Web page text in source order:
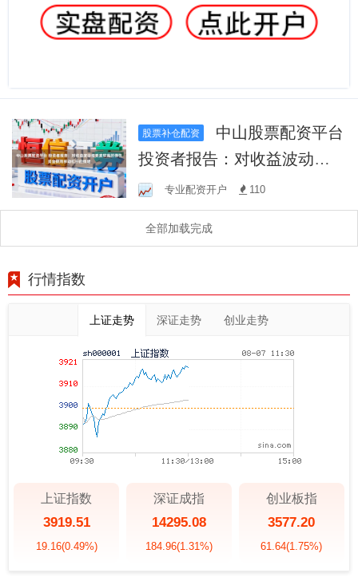
股票补仓配资
投资者报告：对收益波动接
受度较高的弹性资金使用移
动杠杆的情绪
专业配资开户 110
全部加载完成
行情指数
上证走势 深证走势 创业走势
上证指数
3919.51
19.16(0.49%)
深证成指
14295.08
184.96(1.31%)
创业板指
3577.20
61.64(1.75%)